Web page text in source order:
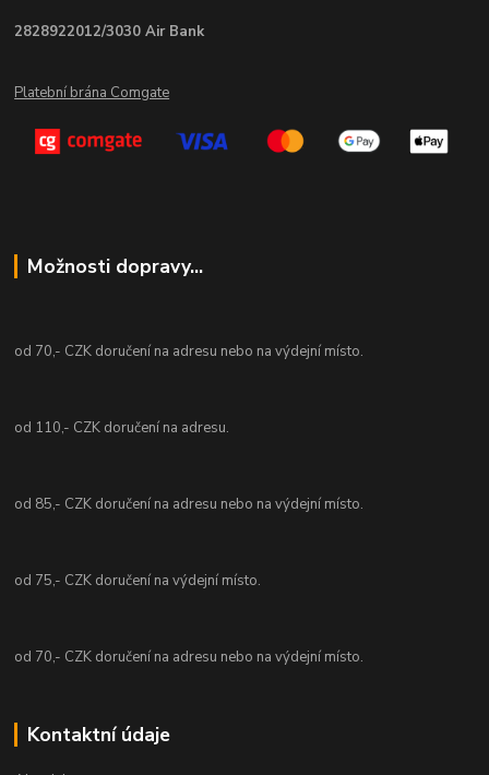
2828922012/3030 Air Bank
Platební brána Comgate
Možnosti dopravy...
od 70,- CZK doručení na adresu nebo na výdejní místo.
od 110,- CZK doručení na adresu.
od 85,- CZK doručení na adresu nebo na výdejní místo.
od 75,- CZK doručení na výdejní místo.
od 70,- CZK doručení na adresu nebo na výdejní místo.
Kontaktní údaje